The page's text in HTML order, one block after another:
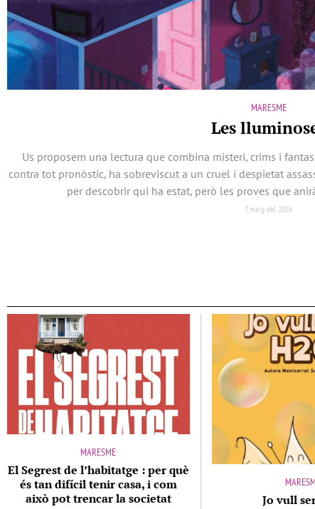
MARESME
Les
Us proposem una lectura que combina misteri, crims i
contra tot pronòstic, ha sobreviscut a un cruel i despietat
per descobrir qui ha estat, però les proves que
7 maig del 2026
MARESME
El Segrest de l’habitatge : per què
és tan difícil tenir casa, i com
això pot trencar la societat
Jo vull